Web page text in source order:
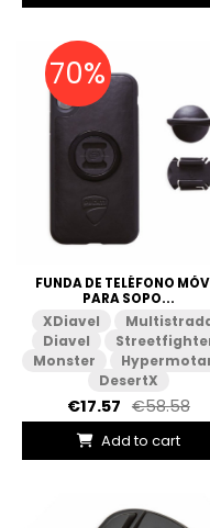
FUNDA DE TELÉFONO
PARA SOPO...
XDiavel
Diavel
Monster
DesertX
€17.57 €58.58
Add to cart
70%